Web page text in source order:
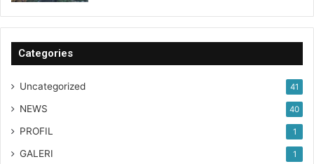
Categories
Uncategorized 41
NEWS 40
PROFIL 1
GALERI 1